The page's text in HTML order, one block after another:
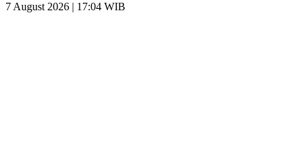
7 August 2026 | 17:04 WIB